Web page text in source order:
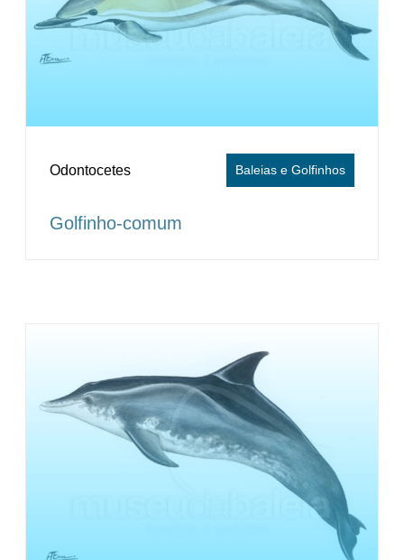
Baleias e Golfinhos
Odontocetes
Golfinho-comum